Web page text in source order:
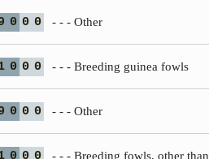
0 0 0 - - - Other
0 0 0 - - - Breeding guinea fowls
0 0 0 - - - Other
0 0 0 - - - Breeding fowls, other